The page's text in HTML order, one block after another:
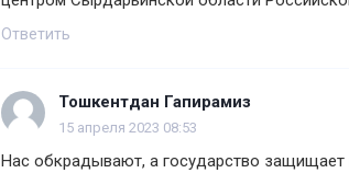
Ответить
Toшкентдан Гапирамиз
15 апреля 2023 08:53
Нас обкрадывают, а государство защищает